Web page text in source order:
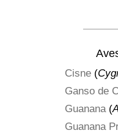
Cisne(
Ganso de
Guanana(
Guanana